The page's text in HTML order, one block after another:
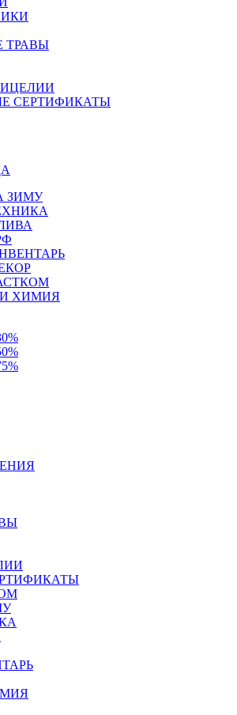
ТРАВЫ
СЕРТИФИКАТЫ
ЗИМУ
И ХИМИЯ